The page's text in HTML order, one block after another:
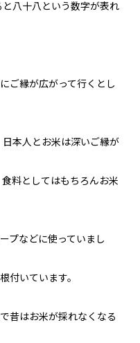
八十八という数字が表れ
ご縁が広がって行くとし
本人とお米は深いご縁が
料としてはもちろんお米
プなどに使っていまし
付いています。
昔はお米が採れなくなる